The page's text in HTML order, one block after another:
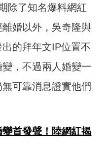
除了知名爆料網紅
離婚以外，吳奇隆與
的拜年文IP位置不
，不過兩人婚變一
可靠消息證實他們
首發聲！陸網紅揭